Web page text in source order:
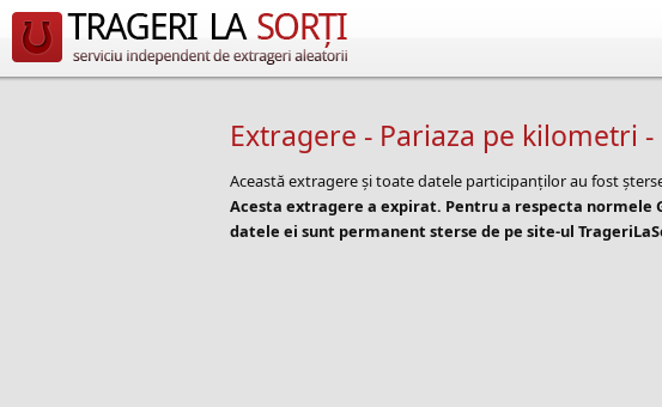
Extragere - Pariaza pe kilometri -
Această extragere și toate datele participanților au fost
Acesta extragere a expirat. Pentru a respecta normele
datele ei sunt permanent sterse de pe site-ul